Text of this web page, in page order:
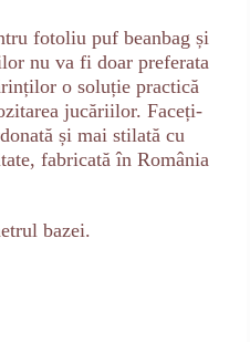
fotoliu puf beanbag și
nu va fi doar preferata
o soluție practică
jucăriilor. Faceți-
și mai stilată cu
fabricată în România
bazei.